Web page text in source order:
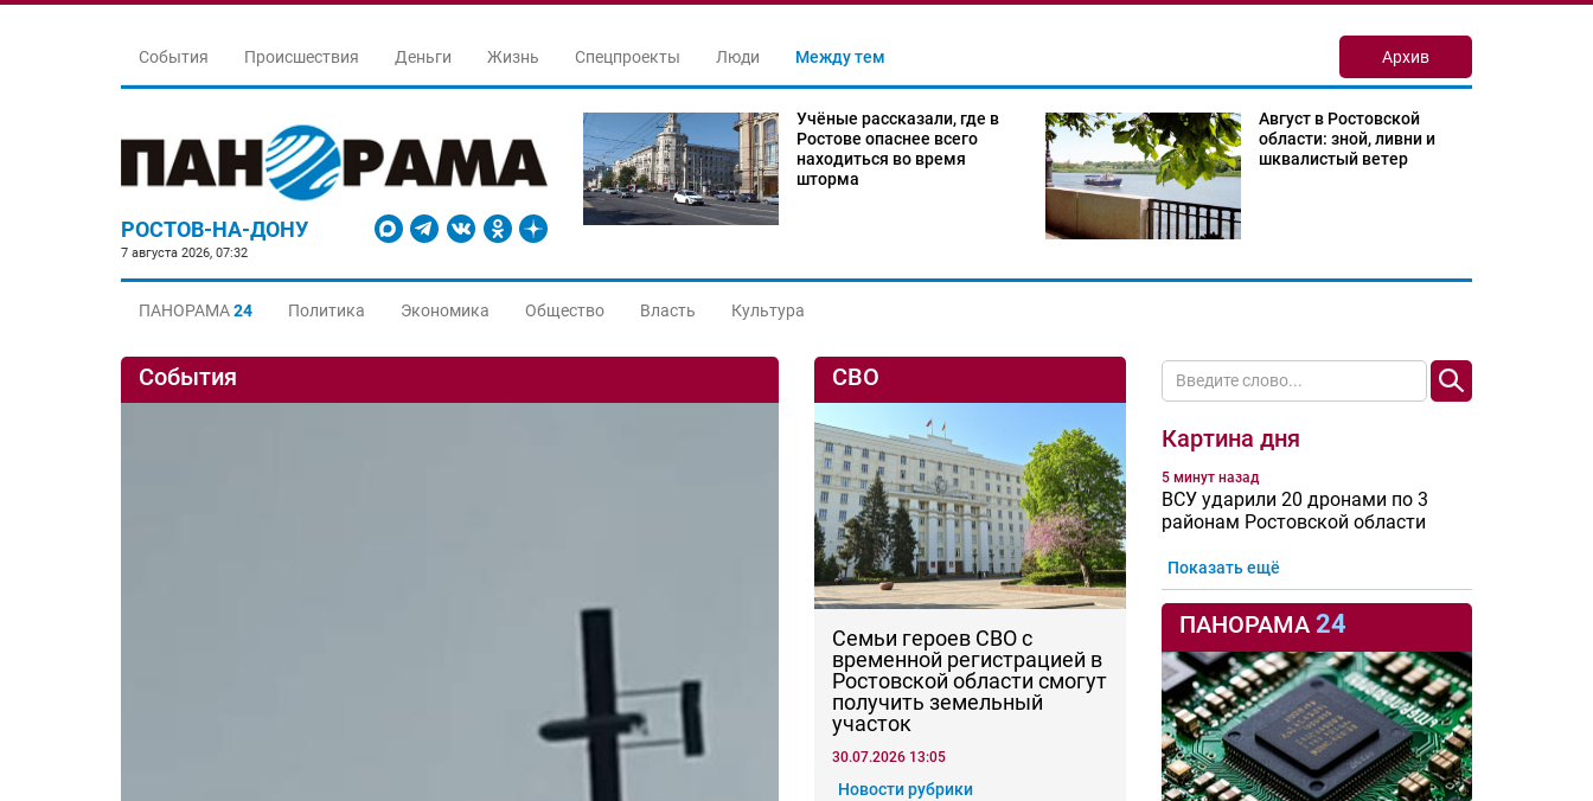
События Происшествия Деньги Жизнь Спецпроекты Люди Между тем Архив
РОСТОВ-НА-ДОНУ
7 августа 2026, 07:32
Учёные рассказали, где в
Ростове опаснее всего
находиться во время
шторма
Август в Ростовской
области: зной, ливни и
шквалистый ветер
ПАНОРАМА24 Политика Экономика Общество Власть Культура
События СВО
Семьи героев СВО с
временной регистрацией в
Ростовской области смогут
получить земельный
участок
30.07.2026 13:05
Новости рубрики
Картина дня
5 минут назад
ВСУ ударили 20 дронами по 3
районам Ростовской области
Показать ещё
ПАНОРАМА 24